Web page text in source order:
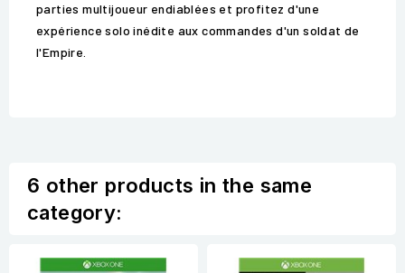
parties multijoueur endiablées et profitez d'une
expérience solo inédite aux commandes d'un soldat de
l'Empire.
6 other products in the same
category: